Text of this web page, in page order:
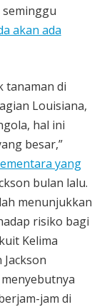
akan ada
tanaman di
Louisiana,
hal ini
besar,”
yang
bulan lalu.
menunjukkan
risiko bagi
Kelima
jam di